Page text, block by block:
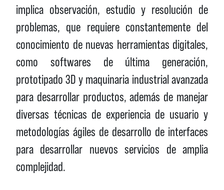
implica observación, estudio y resolución de
problemas, que requiere constantemente del
conocimiento de nuevas herramientas digitales,
como softwares de última generación,
prototipado 3D y maquinaria industrial avanzada
para desarrollar productos, además de manejar
diversas técnicas de experiencia de usuario y
metodologías ágiles de desarrollo de interfaces
para desarrollar nuevos servicios de amplia
complejidad.